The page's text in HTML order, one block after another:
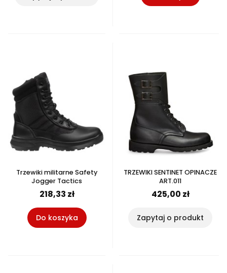
Trzewiki militarne Safety
Jogger Tactics
218,33 zł
Do koszyka
TRZEWIKI SENTINET OPINACZE
ART.011
425,00 zł
Zapytaj o produkt